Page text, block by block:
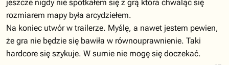
jeszcze nigdy nie spotkałem się z grą która chwaląc się
rozmiarem mapy była arcydziełem.
Na koniec utwór w trailerze. Myślę, a nawet jestem pewien,
że gra nie będzie się bawiła w równouprawnienie. Taki
hardcore się szykuje. W sumie nie mogę się doczekać.